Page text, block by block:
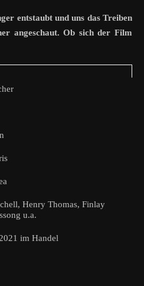
angeschaut. Ob sich der Film
Henry Thomas, Finlay
u.a.
im Handel